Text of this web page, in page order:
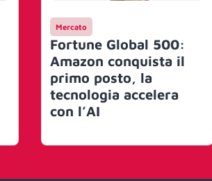
Mercato
Fortune Global 500:
Amazon conquista il
primo posto, la
tecnologia accelera
con l’AI